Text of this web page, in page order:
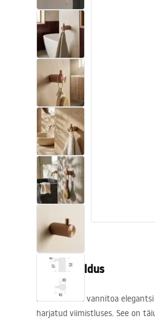
Lineaarne duši äravool
Tualettruumid
Vajub ära
Vannid ja ekraanid
Vannitoa segistid
Vannitoas dušid
Tootekirjeldus
Hinnake oma vannitoa
harjatud viimistluses. See on